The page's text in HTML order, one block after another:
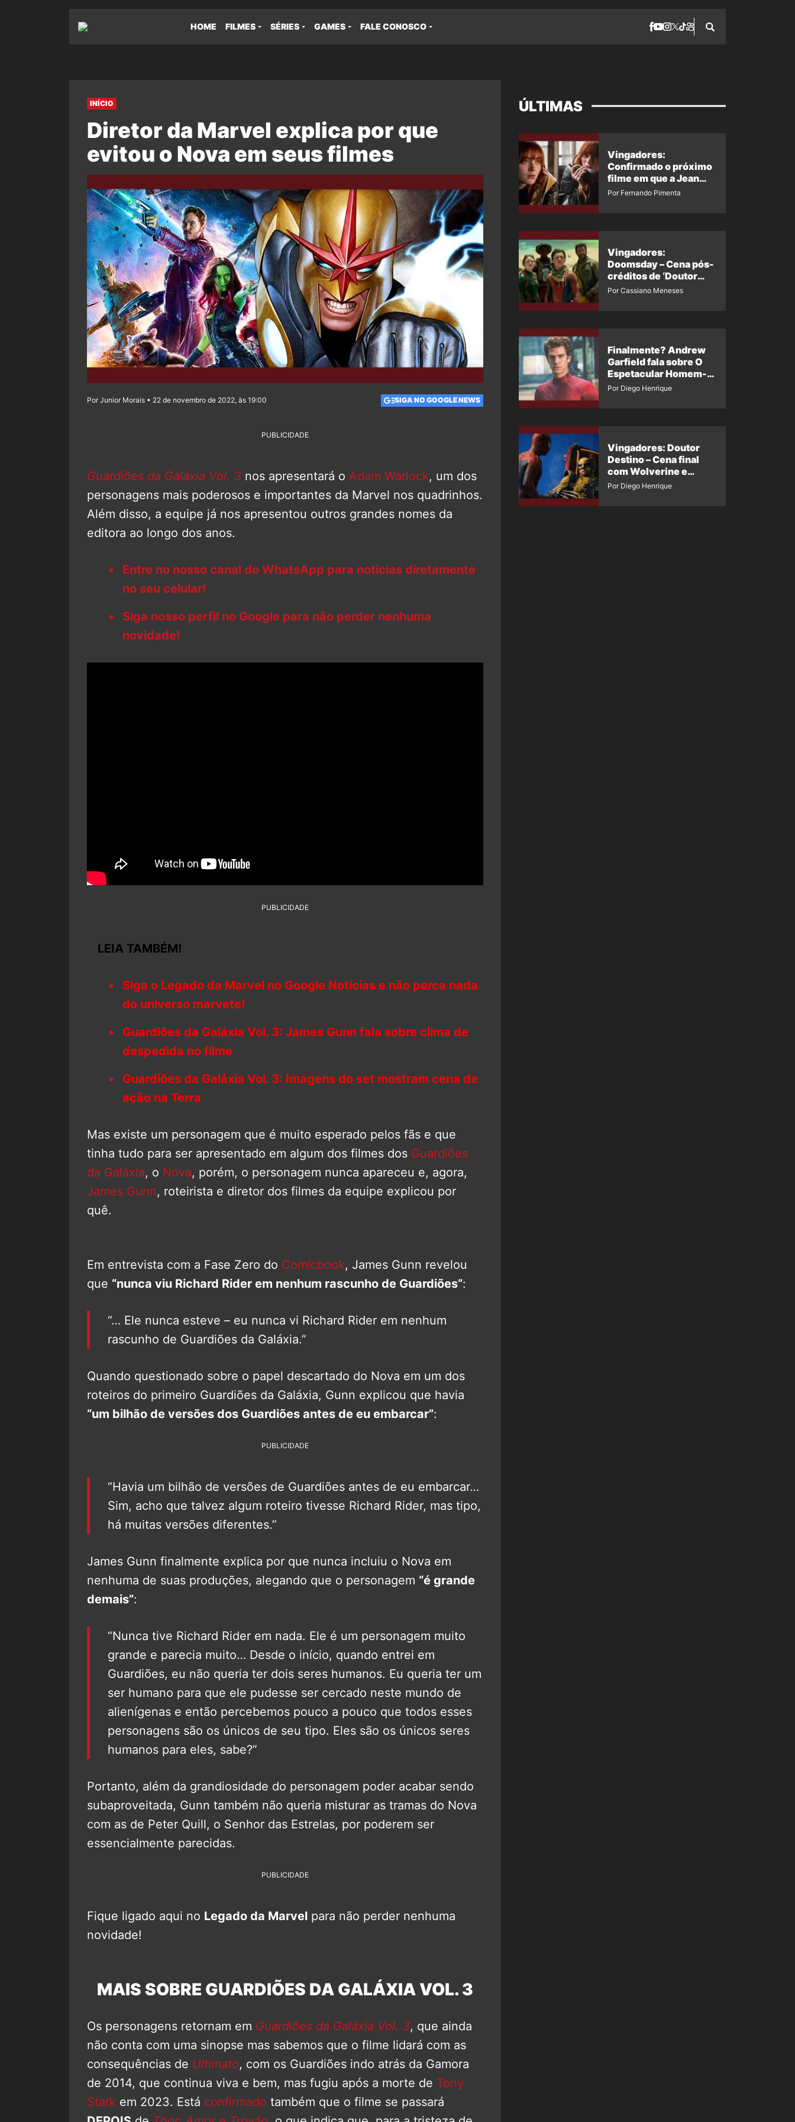
HOME FILMES SÉRIES GAMES FALE CONOSCO
INÍCIO
Diretor da Marvel explica por que
evitou o Nova em seus filmes
Por Junior Morais • 22 de novembro de 2022, às 19:00 SIGA NO GOOGLE NEWS
PUBLICIDADE
Guardiões da Galáxia Vol. 3 nos apresentará o Adam Warlock, um dos
personagens mais poderosos e importantes da Marvel nos quadrinhos.
Além disso, a equipe já nos apresentou outros grandes nomes da
editora ao longo dos anos.
Entre no nosso canal do WhatsApp para notícias diretamente
no seu celular!
Siga nosso perfil no Google para não perder nenhuma
novidade!
PUBLICIDADE
LEIA TAMBÉM!
Siga o Legado da Marvel no Google Notícias e não perca nada
do universo marvete!
Guardiões da Galáxia Vol. 3: James Gunn fala sobre clima de
despedida no filme
Guardiões da Galáxia Vol. 3: Imagens do set mostram cena de
ação na Terra
Mas existe um personagem que é muito esperado pelos fãs e que
tinha tudo para ser apresentado em algum dos filmes dos Guardiões
da Galáxia, o Nova, porém, o personagem nunca apareceu e, agora,
James Gunn, roteirista e diretor dos filmes da equipe explicou por
quê.
Em entrevista com a Fase Zero do Comicbook, James Gunn revelou
que “nunca viu Richard Rider em nenhum rascunho de Guardiões”:
“… Ele nunca esteve – eu nunca vi Richard Rider em nenhum
rascunho de Guardiões da Galáxia.”
Quando questionado sobre o papel descartado do Nova em um dos
roteiros do primeiro Guardiões da Galáxia, Gunn explicou que havia
“um bilhão de versões dos Guardiões antes de eu embarcar”:
PUBLICIDADE
“Havia um bilhão de versões de Guardiões antes de eu embarcar…
Sim, acho que talvez algum roteiro tivesse Richard Rider, mas tipo,
há muitas versões diferentes.”
James Gunn finalmente explica por que nunca incluiu o Nova em
nenhuma de suas produções, alegando que o personagem “é grande
demais”:
“Nunca tive Richard Rider em nada. Ele é um personagem muito
grande e parecia muito… Desde o início, quando entrei em
Guardiões, eu não queria ter dois seres humanos. Eu queria ter um
ser humano para que ele pudesse ser cercado neste mundo de
alienígenas e então percebemos pouco a pouco que todos esses
personagens são os únicos de seu tipo. Eles são os únicos seres
humanos para eles, sabe?”
Portanto, além da grandiosidade do personagem poder acabar sendo
subaproveitada, Gunn também não queria misturar as tramas do Nova
com as de Peter Quill, o Senhor das Estrelas, por poderem ser
essencialmente parecidas.
PUBLICIDADE
Fique ligado aqui no Legado da Marvel para não perder nenhuma
novidade!
MAIS SOBRE GUARDIÕES DA GALÁXIA VOL. 3
Os personagens retornam em Guardiões da Galáxia Vol. 3, que ainda
não conta com uma sinopse mas sabemos que o filme lidará com as
consequências de Ultimato, com os Guardiões indo atrás da Gamora
de 2014, que continua viva e bem, mas fugiu após a morte de Tony
Stark em 2023. Está confirmado também que o filme se passará
ÚLTIMAS
Vingadores:
Confirmado o próximo
filme em que a Jean
Grey irá aparecer
Por Fernando Pimenta
Vingadores:
Doomsday – Cena pós-
créditos de ‘Doutor
Destino’ é revelada
Por Cassiano Meneses
Finalmente? Andrew
Garfield fala sobre O
Espetacular Homem-
Aranha 3
Por Diego Henrique
Vingadores: Doutor
Destino – Cena final
com Wolverine e
Homem-Aranha de
Por Diego Henrique